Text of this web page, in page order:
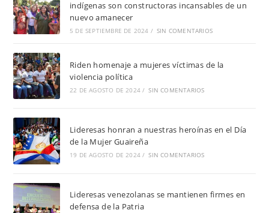
indígenas son constructoras incansables de un
nuevo amanecer
5 DE SEPTIEMBRE DE 2024 / SIN COMENTARIOS
Riden homenaje a mujeres víctimas de la
violencia política
22 DE AGOSTO DE 2024 / SIN COMENTARIOS
Lideresas honran a nuestras heroínas en el Día
de la Mujer Guaireña
19 DE AGOSTO DE 2024 / SIN COMENTARIOS
Lideresas venezolanas se mantienen firmes en
defensa de la Patria